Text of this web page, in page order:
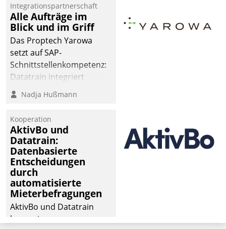
der
Wohnungswirtschaft“.
Bewerben können sich
dafür ein Team
bestehend aus
Wohnungsunternehmen
und PropTech.
Integrationspartnerschaft
Alle Aufträge im
Blick und im Griff
Das Proptech Yarowa
setzt auf SAP-
Schnittstellenkompetenz:
Datatrain integriert
Yarowas Portal zur
Vergabe und Verwaltung
operativen
Instandhaltung in die
SAP-Systemlandschaft
deutscher
Wohnungsunternehmen
– und beschleunigt damit
den Weg vom
Mieteranliegen zum
Dienstleisterauftrag.
Nadja Hußmann
Kooperation
AktivBo und
Datatrain:
Datenbasierte
Entscheidungen
durch
automatisierte
Mieterbefragungen
AktivBo und Datatrain
kooperieren –